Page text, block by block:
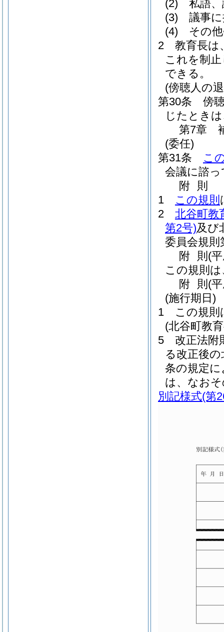
(2)
私語
(3)
議事
(4)
その
2
教育長は
これを制
できる。
(傍聴人の
第30条
傍
じたとき
第7章
(委任)
第31条
こ
会議に諮
附 則
1
この規則
2
北谷町教
第2号)及び
委員会規則
附 則 (
この規則
附 則 (
(施行期日)
1
この規則
(北谷町教
5
改正法附
る改正後
条の規定に
は、なお
別記様式(第